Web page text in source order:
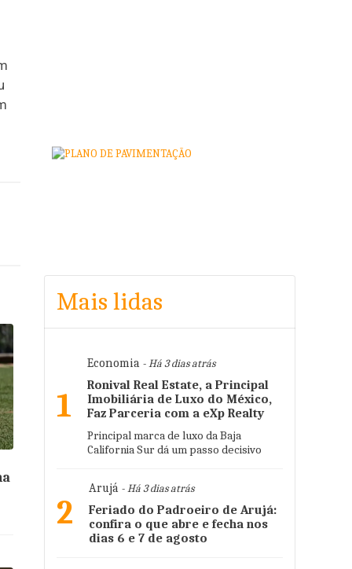
Mais lidas
1
Economia - Há 3 dias atrás
Ronival Real Estate, a Principal
Imobiliária de Luxo do México,
Faz Parceria com a eXp Realty
Principal marca de luxo da Baja
California Sur dá um passo decisivo
2
Arujá - Há 3 dias atrás
Feriado do Padroeiro de Arujá:
confira o que abre e fecha nos
dias 6 e 7 de agosto